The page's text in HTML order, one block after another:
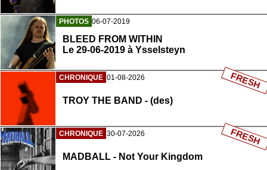
PHOTOS 06-07-2019
BLEED FROM WITHIN
Le 29-06-2019 à Ysselsteyn
CHRONIQUE 01-08-2026
TROY THE BAND - (des)
FRESH
CHRONIQUE 30-07-2026
MADBALL - Not Your Kingdom
FRESH